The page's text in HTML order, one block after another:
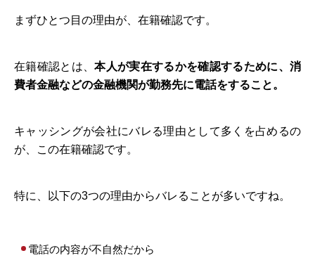
まずひとつ目の理由が、在籍確認です。
在籍確認とは、本人が実在するかを確認するために、消
費者金融などの金融機関が勤務先に電話をすること。
キャッシングが会社にバレる理由として多くを占めるの
が、この在籍確認です。
特に、以下の3つの理由からバレることが多いですね。
電話の内容が不自然だから